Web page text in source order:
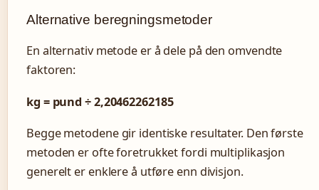
Alternative beregningsmetoder
En alternativ metode er å dele på den omvendte
faktoren:
kg = pund ÷ 2,20462262185
Begge metodene gir identiske resultater. Den første
metoden er ofte foretrukket fordi multiplikasjon
generelt er enklere å utføre enn divisjon.